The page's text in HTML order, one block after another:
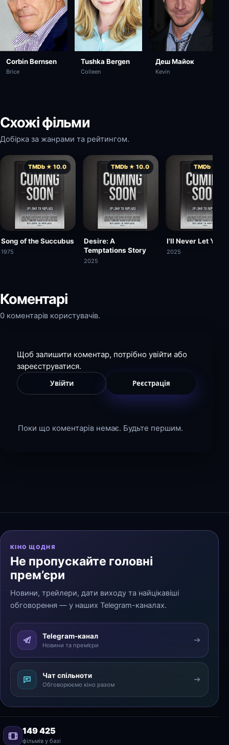
Corbin Bernsen
Brice
Tushka Bergen
Colleen
Деш Майок
Kevin
Схожі фільми
Добірка за жанрами та рейтингом.
TMDb ★ 10.0
Song of the Succubus
1975
TMDb ★ 10.0
Desire: A
Temptations Story
2025
TMDb ★
I'll Never Let You
2025
Коментарі
0 коментарів користувачів.
Щоб залишити коментар, потрібно увійти або
зареєструватися.
Увійти Реєстрація
Поки що коментарів немає. Будьте першим.
КІНО ЩОДНЯ
Не пропускайте головні
прем’єри
Новини, трейлери, дати виходу та найцікавіші
обговорення — у наших Telegram-каналах.
Telegram-канал
Новини та прем’єри
Чат спільноти
Обговорюємо кіно разом
149 425
фільмів у базі